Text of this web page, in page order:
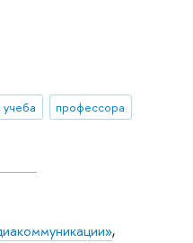
учеба
профессора
,